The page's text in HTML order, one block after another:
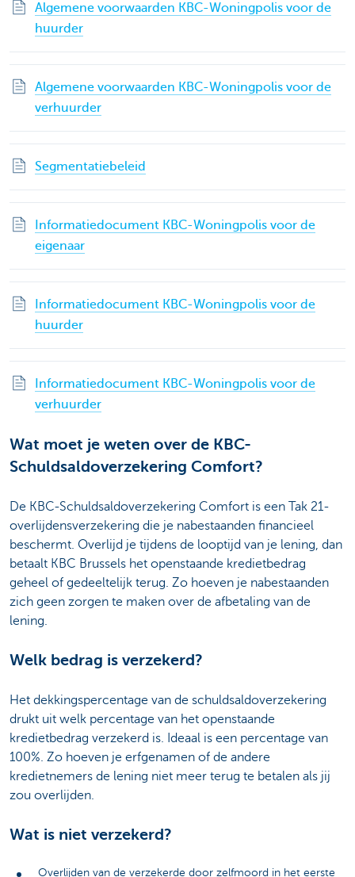
Algemene voorwaarden KBC-Woningpolis voor de
huurder
Algemene voorwaarden KBC-Woningpolis voor de
verhuurder
Segmentatiebeleid
Informatiedocument KBC-Woningpolis voor de
eigenaar
Informatiedocument KBC-Woningpolis voor de
huurder
Informatiedocument KBC-Woningpolis voor de
verhuurder
Wat moet je weten over de KBC-
Schuldsaldoverzekering Comfort?
De KBC-Schuldsaldoverzekering Comfort is een Tak 21-
overlijdensverzekering die je nabestaanden financieel
beschermt. Overlijd je tijdens de looptijd van je lening, dan
betaalt KBC Brussels het openstaande kredietbedrag
geheel of gedeeltelijk terug. Zo hoeven je nabestaanden
zich geen zorgen te maken over de afbetaling van de
lening.
Welk bedrag is verzekerd?
Het dekkingspercentage van de schuldsaldoverzekering
drukt uit welk percentage van het openstaande
kredietbedrag verzekerd is. Ideaal is een percentage van
100%. Zo hoeven je erfgenamen of de andere
kredietnemers de lening niet meer terug te betalen als jij
zou overlijden.
Wat is niet verzekerd?
Overlijden van de verzekerde door zelfmoord in het eerste